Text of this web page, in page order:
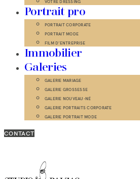
VOTRE DRESSING
Portrait pro
PORTRAIT CORPORATE
PORTRAIT MODE
FILM D’ENTREPRISE
Immobilier
Galeries
GALERIE MARIAGE
GALERIE GROSSESSE
GALERIE NOUVEAU-NÉ
GALERIE PORTRAITS CORPORATE
GALERIE PORTRAIT MODE
CONTACT